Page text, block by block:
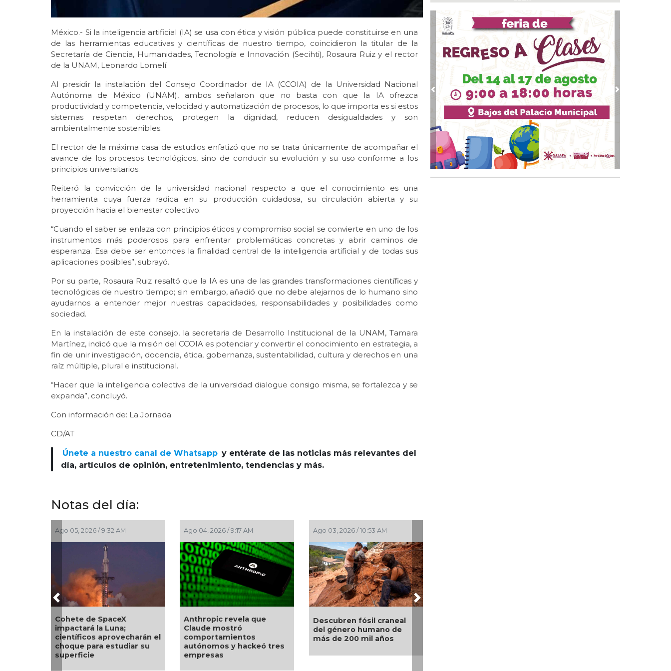
México.- Si la inteligencia artificial (IA) se usa con ética y visión pública puede constituirse en una
de las herramientas educativas y científicas de nuestro tiempo, coincidieron la titular de la
Secretaría de Ciencia, Humanidades, Tecnología e Innovación (Secihti), Rosaura Ruiz y el rector
de la UNAM, Leonardo Lomelí.
Al presidir la instalación del Consejo Coordinador de IA (CCOIA) de la Universidad Nacional
Autónoma de México (UNAM), ambos señalaron que no basta con que la IA ofrezca
productividad y competencia, velocidad y automatización de procesos, lo que importa es si estos
sistemas respetan derechos, protegen la dignidad, reducen desigualdades y son
ambientalmente sostenibles.
El rector de la máxima casa de estudios enfatizó que no se trata únicamente de acompañar el
avance de los procesos tecnológicos, sino de conducir su evolución y su uso conforme a los
principios universitarios.
Reiteró la convicción de la universidad nacional respecto a que el conocimiento es una
herramienta cuya fuerza radica en su producción cuidadosa, su circulación abierta y su
proyección hacia el bienestar colectivo.
“Cuando el saber se enlaza con principios éticos y compromiso social se convierte en uno de los
instrumentos más poderosos para enfrentar problemáticas concretas y abrir caminos de
esperanza. Esa debe ser entonces la finalidad central de la inteligencia artificial y de todas sus
aplicaciones posibles”, subrayó.
Por su parte, Rosaura Ruiz resaltó que la IA es una de las grandes transformaciones científicas y
tecnológicas de nuestro tiempo; sin embargo, añadió que no debe alejarnos de lo humano sino
ayudarnos a entender mejor nuestras capacidades, responsabilidades y posibilidades como
sociedad.
En la instalación de este consejo, la secretaria de Desarrollo Institucional de la UNAM, Tamara
Martínez, indicó que la misión del CCOIA es potenciar y convertir el conocimiento en estrategia, a
fin de unir investigación, docencia, ética, gobernanza, sustentabilidad, cultura y derechos en una
raíz múltiple, plural e institucional.
“Hacer que la inteligencia colectiva de la universidad dialogue consigo misma, se fortalezca y se
expanda”, concluyó.
Con información de: La Jornada
CD/AT
Únete a nuestro canal de Whatsapp y entérate de las noticias más relevantes del
día, artículos de opinión, entretenimiento, tendencias y más.
Notas del día:
05, 2026 / 9:32 AM
de SpaceX
la Luna;
aprovecharán el
para estudiar su
Ago 04, 2026 / 9:17 AM
Anthropic revela que
Claude mostró
comportamientos
autónomos y hackeó tres
Ago 03, 2026 / 10:53 AM
Descubren fósil craneal
del género humano de
más de 200 mil años
Jul 30, 2026 / 10:25 AM
SecureDNA: el sistema
que busca frenar la
próxima pandemia antes
Previous Next
Boca del Río
Ago 08, 2026 / 16:53
Localizan una cartulina con mensajes
amenazantes en Papantla!!!
Ago 08, 2026 / 16:45
La ciudad de Veracruz se suma a la Jornada
Nacional de Reforestación 2026
Ago 08, 2026 / 16:34
¿Con o sin espuma?
Ago 08, 2026 / 16:33
Control y confianza:la prueba de la seguridad
Ago 08, 2026 / 15:34
Resguarda Ayuntamiento de Veracruz a canino
en situación de riesgo en zona norte de la ciudad
Previous Next